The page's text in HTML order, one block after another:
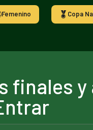
Femenino Copa
finales